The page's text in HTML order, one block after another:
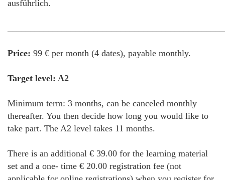
ausführlich.
Price: 99 € per month (4 dates), payable monthly.
Target level: A2
Minimum term: 3 months, can be canceled monthly
thereafter. You then decide how long you would like to
take part. The A2 level takes 11 months.
There is an additional € 39.00 for the learning material
set and a one- time € 20.00 registration fee (not